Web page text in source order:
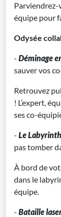
Parviendrez-
équipe pour
Odysée
- Déminage
sauver vos
Retrouvez
! L’expert,
ses co-
- Le
pas tomber
À bord de
dans le
équipe.
- Bataille